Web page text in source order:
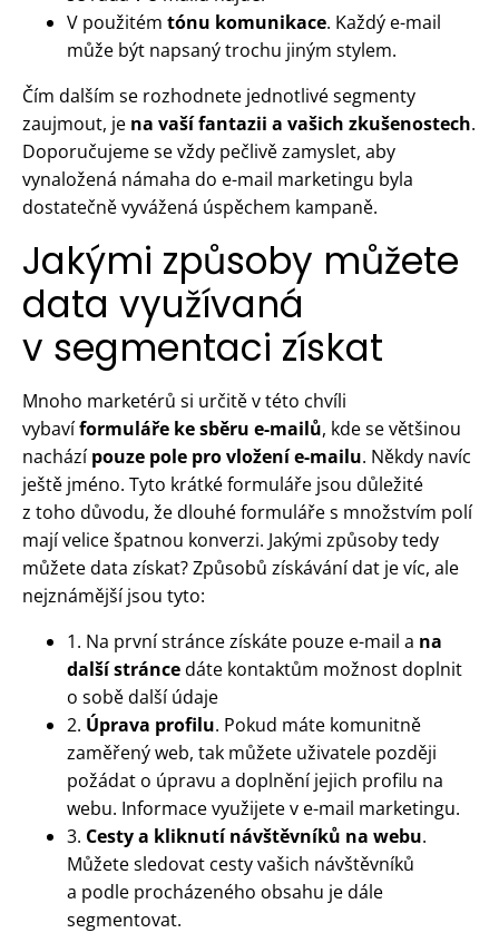
V použitém tónu komunikace. Každý e-mail
může být napsaný trochu jiným stylem.
Čím dalším se rozhodnete jednotlivé segmenty
zaujmout, je na vaší fantazii a vašich zkušenostech.
Doporučujeme se vždy pečlivě zamyslet, aby
vynaložená námaha do e-mail marketingu byla
dostatečně vyvážená úspěchem kampaně.
Jakými způsoby můžete
data využívaná
v segmentaci získat
Mnoho marketérů si určitě v této chvíli
vybavíformuláře ke sběru e-mailů, kde se většinou
nacházípouze pole pro vložení e-mailu. Někdy navíc
ještě jméno. Tyto krátké formuláře jsou důležité
z toho důvodu, že dlouhé formuláře s množstvím polí
mají velice špatnou konverzi. Jakými způsoby tedy
můžete data získat? Způsobů získávání dat je víc, ale
nejznámější jsou tyto:
1. Na první stránce získáte pouze e-mail a na
další stráncedáte kontaktům možnost doplnit
o sobě další údaje
2. Úprava profilu. Pokud máte komunitně
zaměřený web, tak můžete uživatele později
požádat o úpravu a doplnění jejich profilu na
webu. Informace využijete v e-mail marketingu.
3. Cesty a kliknutí návštěvníků na webu.
Můžete sledovat cesty vašich návštěvníků
a podle procházeného obsahu je dále
segmentovat.